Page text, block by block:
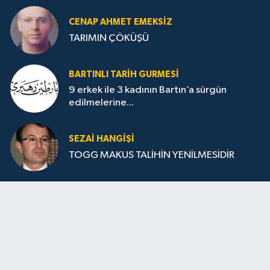
CENAP AHMET EMEKSİZ
TARIMIN ÇÖKÜŞÜ
BARTINLI TARIH GURMESI
9 erkek ile 3 kadının Bartın’a sürgün
edilmelerine...
SEZAI HANGİŞİ
TOGG MAKUS TALİHİN YENİLMESİDİR